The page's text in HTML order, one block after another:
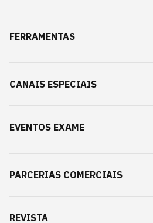
FERRAMENTAS
CANAIS ESPECIAIS
EVENTOS EXAME
PARCERIAS COMERCIAIS
REVISTA